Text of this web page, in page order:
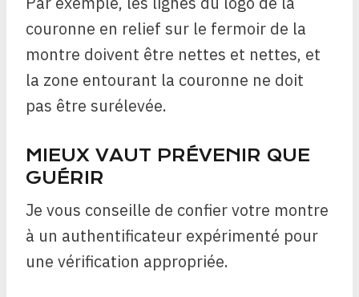
couronne en relief sur le fermoir de la
montre doivent être nettes et nettes, et
la zone entourant la couronne ne doit
pas être surélevée.
MIEUX VAUT PRÉVENIR QUE
GUÉRIR
Je vous conseille de confier votre montre
à un authentificateur expérimenté pour
une vérification appropriée.